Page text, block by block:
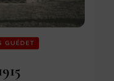
GUÉDET